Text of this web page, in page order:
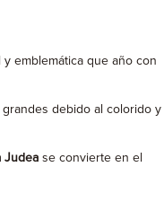
emblemática que año con
debido al colorido y
Judea se convierte en el